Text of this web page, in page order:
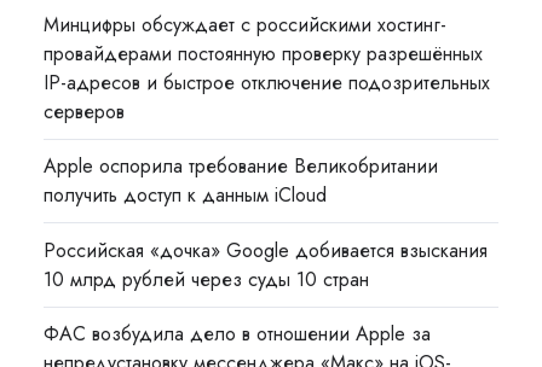
Минцифры обсуждает с российскими хостинг-
провайдерами постоянную проверку разрешённых
IP-адресов и быстрое отключение подозрительных
серверов
Apple оспорила требование Великобритании
получить доступ к данным iCloud
Российская «дочка» Google добивается взыскания
10 млрд рублей через суды 10 стран
ФАС возбудила дело в отношении Apple за